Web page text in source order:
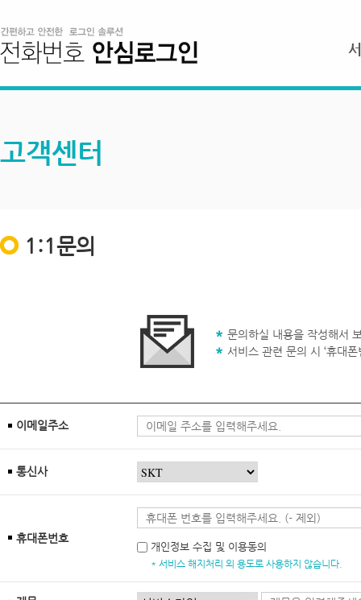
고객센터
1:1문의
문의하실 내용을 작성해서
서비스 관련 문의 시 ‘휴대
이메일주소
통신사
휴대폰번호
개인정보 수집 및 이용동의
* 서비스 해지처리 외 용도로 사용하지 않습니다.